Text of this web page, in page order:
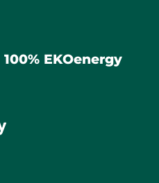
EKOenergy